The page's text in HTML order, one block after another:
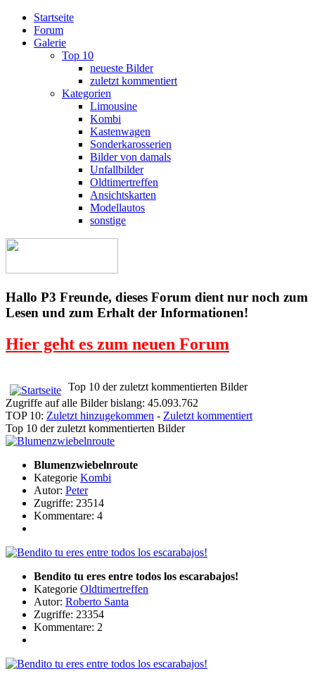
Startseite
Forum
Galerie
Top 10
neueste Bilder
zuletzt kommentiert
Kategorien
Limousine
Kombi
Kastenwagen
Sonderkarosserien
Bilder von damals
Unfallbilder
Oldtimertreffen
Ansichtskarten
Modellautos
sonstige
Hallo P3 Freunde, dieses Forum dient nur noch zum
Lesen und zum Erhalt der Informationen!
Hier geht es zum neuen Forum
Top 10 der zuletzt kommentierten Bilder
Zugriffe auf alle Bilder bislang: 45.093.762
TOP 10: Zuletzt hinzugekommen - Zuletzt kommentiert
Top 10 der zuletzt kommentierten Bilder
Blumenzwiebelnroute
Kategorie Kombi
Autor: Peter
Zugriffe: 23514
Kommentare: 4
Bendito tu eres entre todos los escarabajos!
Kategorie Oldtimertreffen
Autor: Roberto Santa
Zugriffe: 23354
Kommentare: 2